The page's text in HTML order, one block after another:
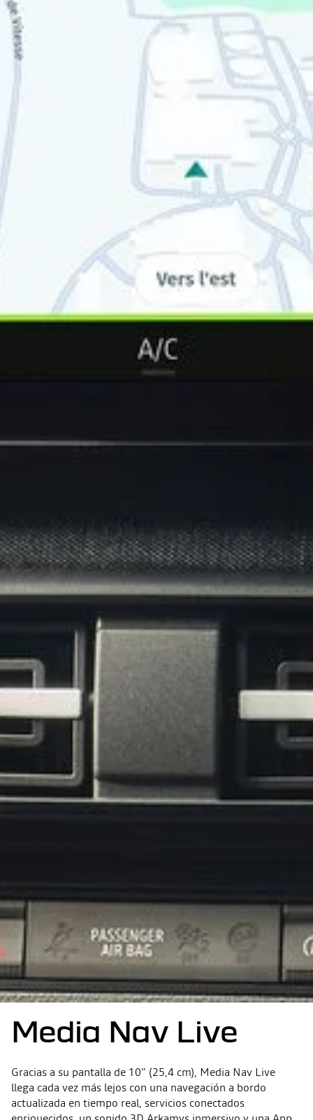
Media Nav Live
Gracias a su pantalla de 10” (25,4 cm), Media Nav Live
llega cada vez más lejos con una navegación a bordo
actualizada en tiempo real, servicios conectados